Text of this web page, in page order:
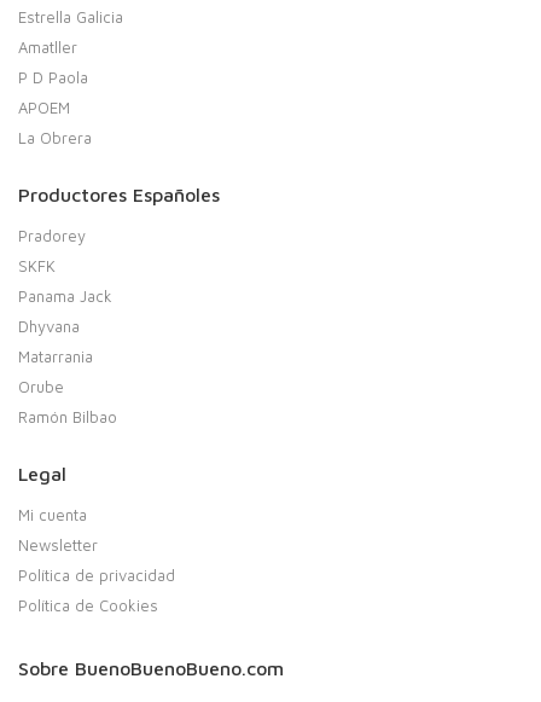
Estrella Galicia
Amatller
P D Paola
APOEM
La Obrera
Productores Españoles
Pradorey
SKFK
Panama Jack
Dhyvana
Matarrania
Orube
Ramón Bilbao
Legal
Mi cuenta
Newsletter
Política de privacidad
Política de Cookies
Sobre BuenoBuenoBueno.com